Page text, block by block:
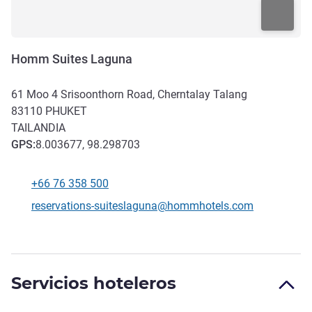
Homm Suites Laguna
61 Moo 4 Srisoonthorn Road, Cherntalay Talang
83110 PHUKET
TAILANDIA
GPS:8.003677, 98.298703
Teléfono
+66 76 358 500
Correo electrónico de contacto
reservations-suiteslaguna@hommhotels.com
Servicios hoteleros